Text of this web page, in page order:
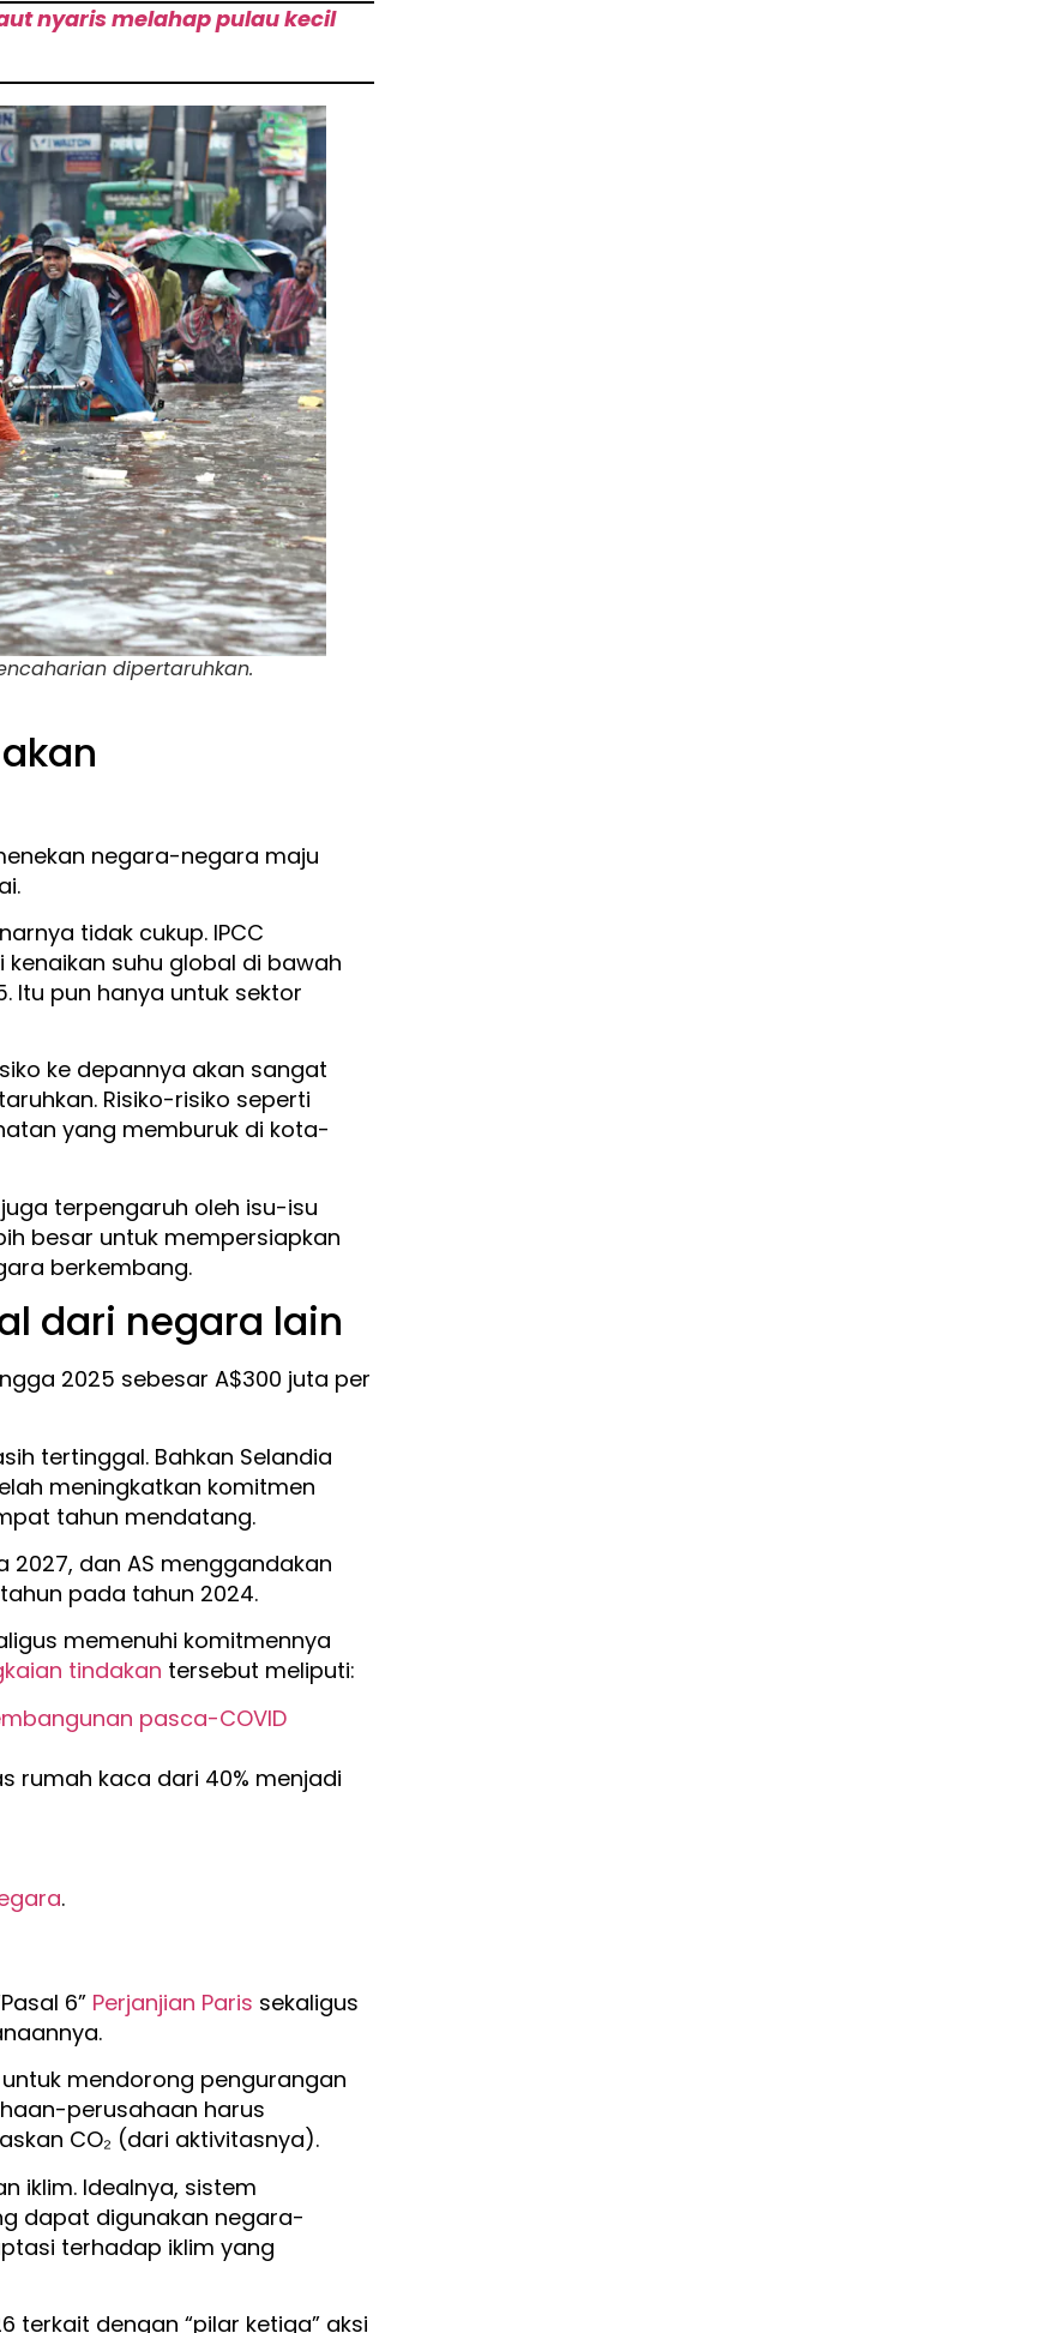
nyaris melahap pulau kecil
dipertaruhkan.
negara-negara maju
tidak cukup. IPCC
suhu global di bawah
Itu pun hanya untuk sektor
ke depannya akan sangat
Risiko-risiko seperti
yang memburuk di kota-
terpengaruh oleh isu-isu
besar untuk mempersiapkan
berkembang.
dari negara lain
2025 sebesar A$300 juta per
tertinggal. Bahkan Selandia
meningkatkan komitmen
tahun mendatang.
2027, dan AS menggandakan
pada tahun 2024.
memenuhi komitmennya
tindakan tersebut meliputi:
pasca-COVID
rumah kaca dari 40% menjadi
.
6” Perjanjian Paris sekaligus
mendorong pengurangan
perusahaan harus
CO₂ (dari aktivitasnya).
iklim. Idealnya, sistem
dapat digunakan negara-
terhadap iklim yang
terkait dengan “pilar ketiga” aksi